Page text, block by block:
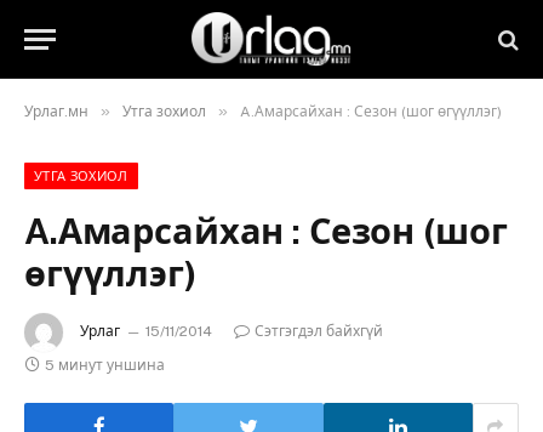
Урлаг.мн » Утга зохиол » A.Амарсайхан : Сезон (шог өгүүллэг)
УТГА ЗОХИОЛ
A.Амарсайхан : Сезон (шог
өгүүллэг)
Урлаг 15/11/2014
Сэтгэгдэл байхгүй
5 минут уншина